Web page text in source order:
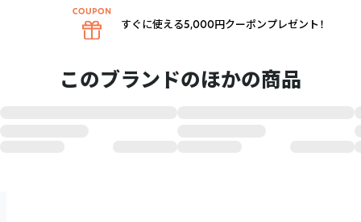
このブランドのほかの商品
すぐに使える5,000円クーポンプレゼント！